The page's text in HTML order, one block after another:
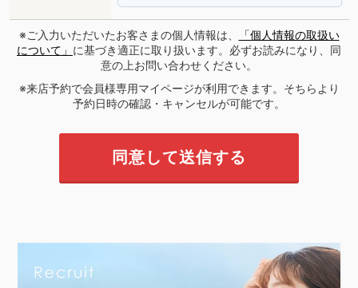
※ご入力いただいたお客さまの個人情報は、
「個人情報の取扱い
について」 に基づき適正に取り扱います。必ずお読みになり、同
意の上お問い合わせください。
※来店予約で会員様専用マイページが利用できます。そちらより
予約日時の確認・キャンセルが可能です。